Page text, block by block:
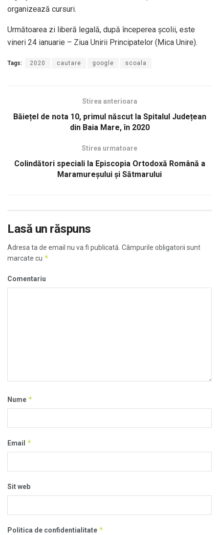
organizează cursuri.
Următoarea zi liberă legală, după începerea școlii, este
vineri 24 ianuarie – Ziua Unirii Principatelor (Mica Unire).
Tags: 2020 cautare google scoala
Stirea anterioara
Băiețel de nota 10, primul născut la Spitalul Județean
din Baia Mare, în 2020
Stirea urmatoare
Colindători speciali la Episcopia Ortodoxă Română a
Maramureșului și Sătmarului
Lasă un răspuns
Adresa ta de email nu va fi publicată. Câmpurile obligatorii sunt
marcate cu *
Comentariu
Nume *
Email *
Sit web
Politica de confidentialitate *